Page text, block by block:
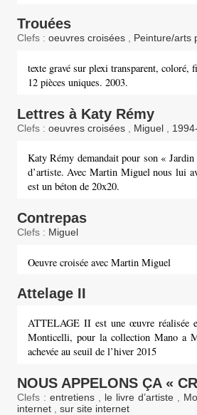
Trouées
Clefs : oeuvres croisées , Peinture/arts
texte gravé sur plexi transparent, coloré,
12 pièces uniques. 2003.
Lettres à Katy Rémy
Clefs : oeuvres croisées Miguel
Katy Rémy demandait pour son «
d’artiste. Avec Martin Miguel nous lui
est un béton de 20x20.
Contrepas
Clefs : Miguel
Oeuvre croisée avec Martin Miguel
Attelage II
ATTELAGE II est une œuvre réalisée
Monticelli, pour la collection Mano a
achevée au seuil de l’hiver 2015
NOUS APPELONS ÇA «
Clefs : entretiens le livre d’artiste
internet
sur site internet